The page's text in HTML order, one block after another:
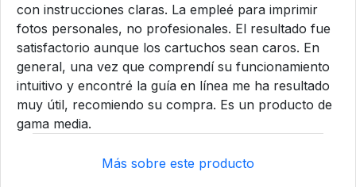
con instrucciones claras. La empleé para imprimir
fotos personales, no profesionales. El resultado fue
satisfactorio aunque los cartuchos sean caros. En
general, una vez que comprendí su funcionamiento
intuitivo y encontré la guía en línea me ha resultado
muy útil, recomiendo su compra. Es un producto de
gama media.
Más sobre este producto